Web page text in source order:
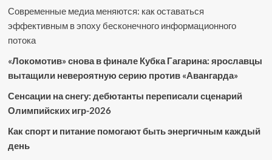
Современные медиа меняются: как оставаться
эффективным в эпоху бесконечного информационного
потока
«Локомотив» снова в финале Кубка Гагарина: ярославцы
вытащили невероятную серию против «Авангарда»
Сенсации на снегу: дебютанты переписали сценарий
Олимпийских игр-2026
Как спорт и питание помогают быть энергичным каждый
день